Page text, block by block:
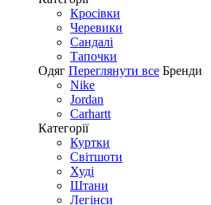
Кросівки
Черевики
Сандалі
Tапочки
Одяг Переглянути все Бренди
Nike
Jordan
Carhartt
Категорії
Куртки
Світшоти
Худі
Штани
Легінси